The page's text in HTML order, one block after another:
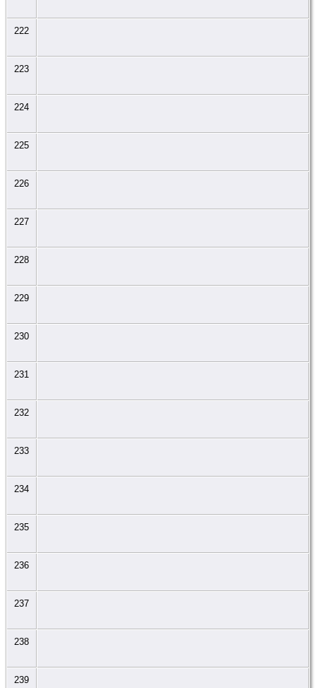
222
223
224
225
226
227
228
229
230
231
232
233
234
235
236
237
238
239